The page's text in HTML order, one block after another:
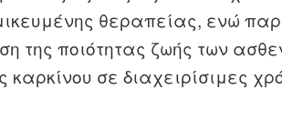
θεραπείας, ενώ
της ποιότητας ζωής των
καρκίνου σε διαχειρίσιμες